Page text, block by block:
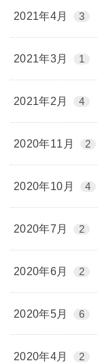
2021年4月 3
2021年3月 1
2021年2月 4
2020年11月 2
2020年10月 4
2020年7月 2
2020年6月 2
2020年5月 6
2020年4月 2